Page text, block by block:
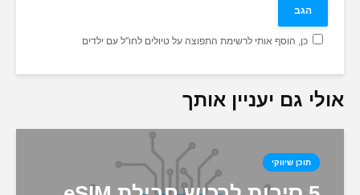
כן, הוסף אותי לרשימת התפוצה על טיולים לחו"ל עם ילדים
אולי גם יעניין אותך
תוכן שיווקי